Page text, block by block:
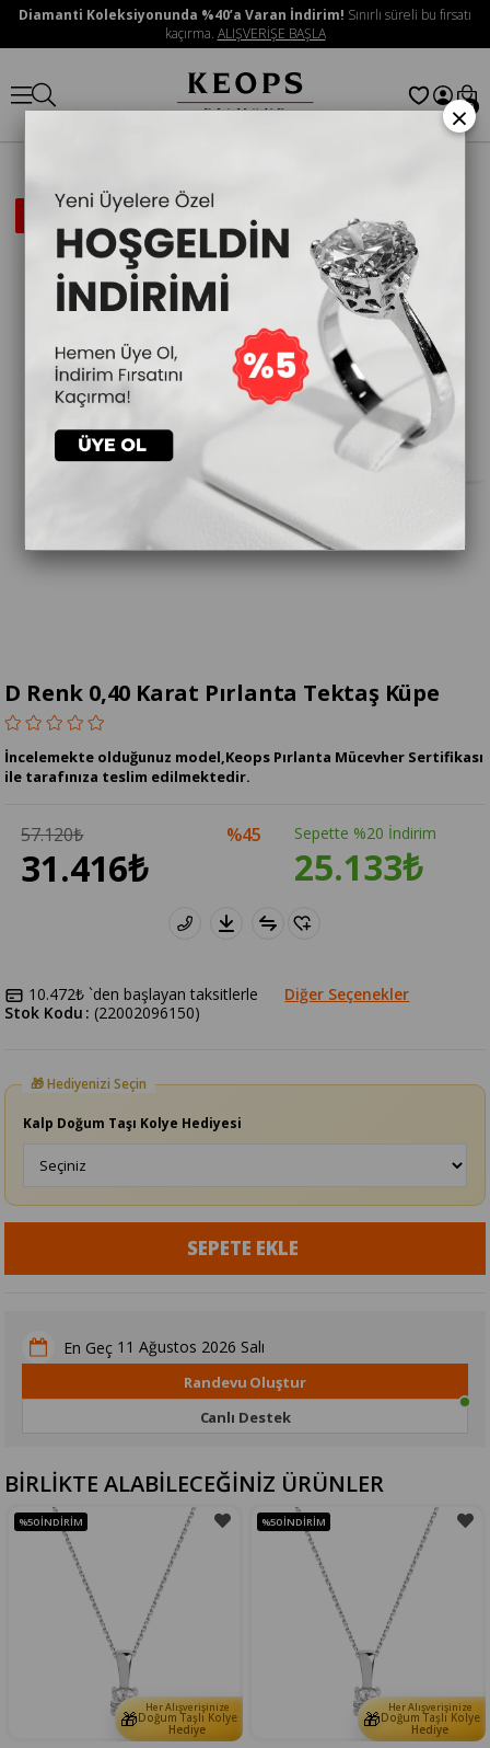
Diamanti Koleksiyonunda %40’a Varan İndirim! Sınırlı süreli bu fırsatı
kaçırma. ALIŞVERİŞE BAŞLA
0
İNDIRIMLI
D Renk 0,40 Karat Pırlanta Tektaş Küpe
İncelemekte olduğunuz model,Keops Pırlanta Mücevher Sertifikası
ile tarafınıza teslim edilmektedir.
57.120₺
31.416₺
45 Sepette %20 İndirim
25.133₺
10.472₺ `den başlayan taksitlerle
Diğer Seçenekler
(22002096150)
Stok Kodu
Kalp Doğum Taşı Kolye Hediyesi
En Geç 11 Ağustos 2026 Salı
Randevu Oluştur
Canlı Destek
BİRLİKTE ALABİLECEĞİNİZ ÜRÜNLER
🎁 Her Alışverişinize
Doğum Taşlı Kolye
Hediye
%50 İNDIRIM
🎁 Her Alışverişinize
Doğum Taşlı Kolye
Hediye
%50 İNDIRIM
×